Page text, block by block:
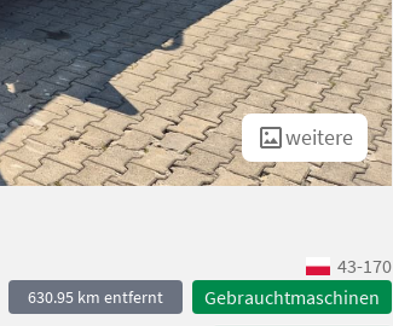
weitere
43-170
630.95 km entfernt Gebrauchtmaschinen